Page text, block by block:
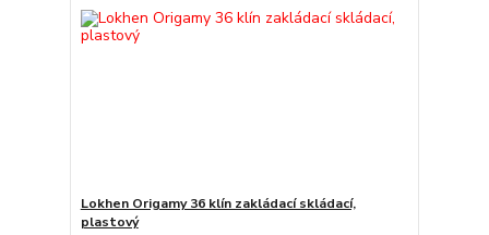
Lokhen Origamy 36 klín zakládací skládací,
plastový